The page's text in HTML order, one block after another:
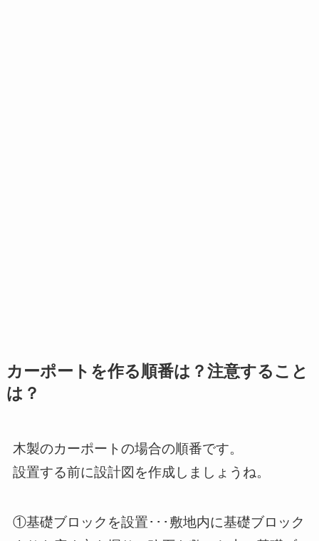
カーポートを作る順番は？注意すること
は？
木製のカーポートの場合の順番です。
設置する前に設計図を作成しましょうね。
①基礎ブロックを設置･･･敷地内に基礎ブロック